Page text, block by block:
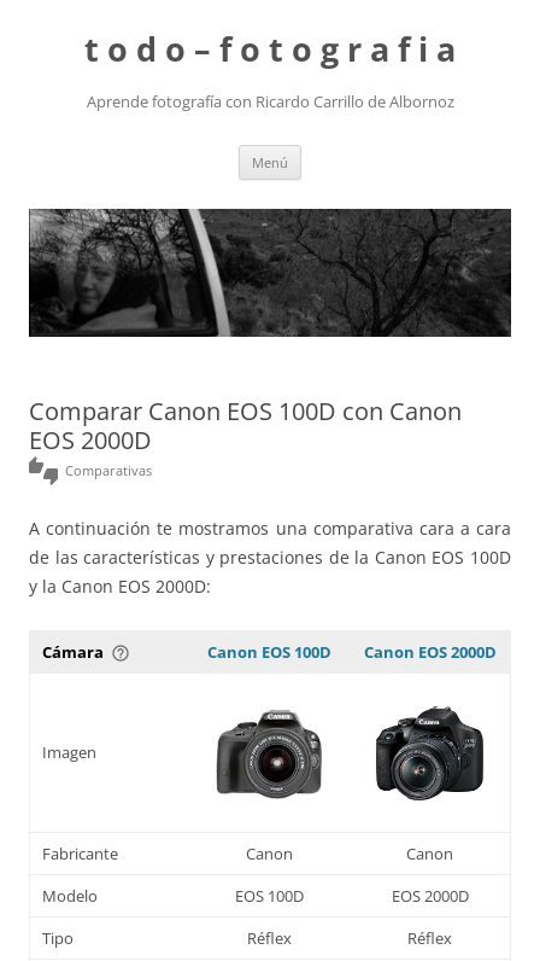
t o d o – f o t o g r a f i a
Aprende fotografía con Ricardo Carrillo de Albornoz
Menú
Comparar Canon EOS 100D con Canon
EOS 2000D
thumbs_up_down Comparativas
A continuación te mostramos una comparativa cara a cara
de las características y prestaciones de la Canon EOS 100D
y la Canon EOS 2000D:
Cámara help_outline Canon EOS 100D Canon EOS 2000D
Imagen
Fabricante Canon
Canon
Modelo
EOS 100D
EOS 2000D
Tipo
Réflex Réflex